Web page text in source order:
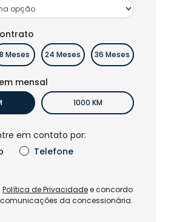
Meses 24 Meses 36 Meses
mensal
1000 KM
em contato por:
Telefone
Política de Privacidadee concordo
comunicações da concessionária.